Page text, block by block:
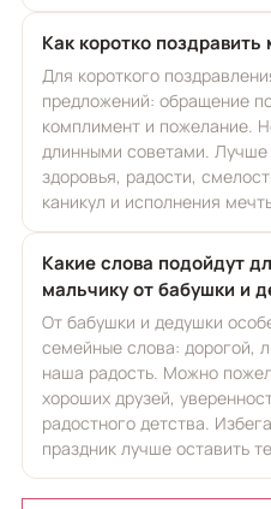
Как коротко поздравить
Для короткого
предложений: обращение
комплимент и пожелание.
длинными советами.
здоровья, радости,
каникул и исполнения
Какие слова подойдут
мальчику от бабушки и
От бабушки и дедушки
семейные слова: дорогой,
наша радость. Можно
хороших друзей,
радостного детства.
праздник лучше оставить